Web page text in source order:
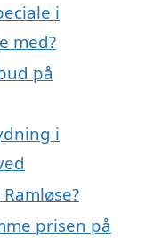
i
med?
på
i
prisen på